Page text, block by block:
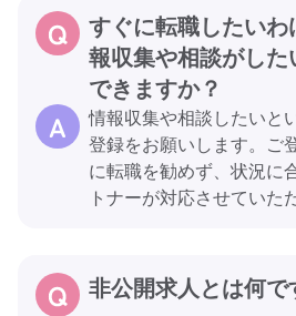
すぐに転職したい
報収集や相談がし
できますか？
情報収集や相談したいと
登録をお願いします。ご
に転職を勧めず、状況に
トナーが対応させていた
非公開求人とは何で